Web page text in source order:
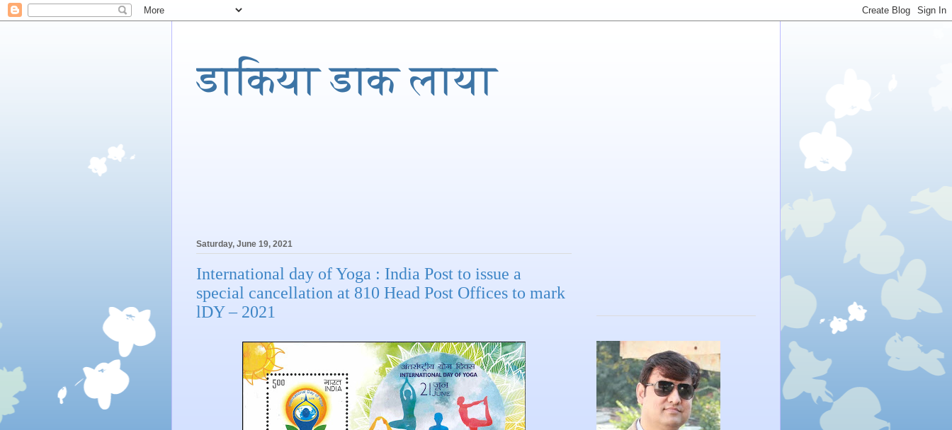
डाकिया डाक लाया
Saturday, June 19, 2021
International day of Yoga : India Post to issue a
special cancellation at 810 Head Post Offices to mark
lDY – 2021